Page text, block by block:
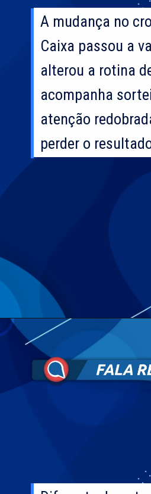
A mudança no
Caixa passou a
alterou a rotina
acompanha
atenção
perder o
A mudança no
Caixa passou a
alterou a rotina
acompanha
atenção
perder o